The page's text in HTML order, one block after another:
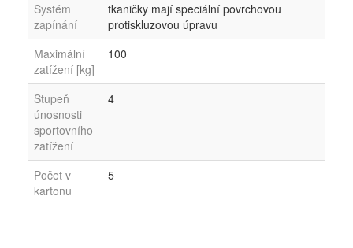
Systém
zapínání
tkaničky mají speciální povrchovou
protiskluzovou úpravu
Maximální
zatížení [kg]
100
Stupeň
únosnosti
sportovního
zatížení
4
Počet v
kartonu
5